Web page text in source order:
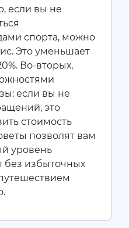
если вы не
спорта, можно
Это уменьшает
Во-вторых,
если вы не
это
стоимость
позволят вам
уровень
без избыточных